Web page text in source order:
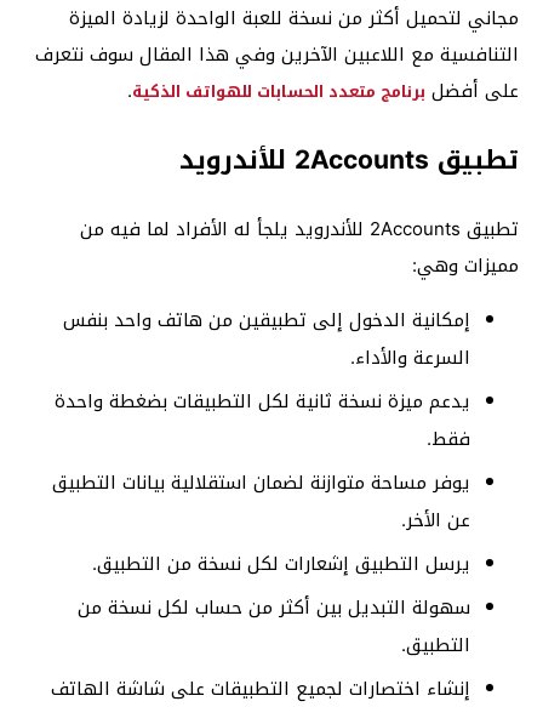
مجاني لتحميل أكثر من نسخة للعبة الواحدة لزيادة الميزة
التنافسية مع اللاعبين الآخرين وفي هذا المقال سوف نتعرف
على أفضل برنامج متعدد الحسابات للهواتف الذكية.
تطبيق 2Accounts للأندرويد
تطبيق 2Accounts للأندرويد يلجأ له الأفراد لما فيه من
مميزات وهي:
إمكانية الدخول إلى تطبيقين من هاتف واحد بنفس
السرعة والأداء.
يدعم ميزة نسخة ثانية لكل التطبيقات بضغطة واحدة
فقط.
يوفر مساحة متوازنة لضمان استقلالية بيانات التطبيق
عن الأخر.
يرسل التطبيق إشعارات لكل نسخة من التطبيق.
سهولة التبديل بين أكثر من حساب لكل نسخة من
التطبيق.
إنشاء اختصارات لجميع التطبيقات على شاشة الهاتف